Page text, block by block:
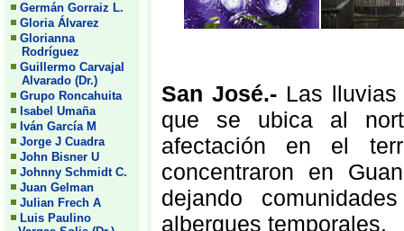
Germán Gorraiz L.
Gloria Álvarez
Glorianna
Rodríguez
Guillermo Carvajal
Alvarado (Dr.)
Grupo Roncahuita
Isabel Umaña
Iván García M
Jorge J Cuadra
John Bisner U
Johnny Schmidt C.
Juan Gelman
Julian Frech A
Luis Paulino
San José.- Las
que se ubica al
afectación en el
concentraron en
dejando
albergues temporales.